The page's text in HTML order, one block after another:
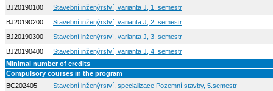
BJ20190100
Stavební inženýrství, varianta J, 1. semestr
BJ20190200
Stavební inženýrství, varianta J, 2. semestr
BJ20190300
Stavební inženýrství, varianta J, 3. semestr
BJ20190400
Stavební inženýrství, varianta J, 4. semestr
Minimal number of credits
Compulsory courses in the program
BC202405
Stavební inženýrství, specializace Pozemní stavby, 5.semestr